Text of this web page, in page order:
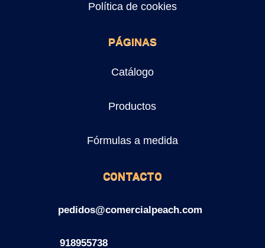
Política de cookies
PÁGINAS
Catálogo
Productos
Fórmulas a medida
CONTACTO
pedidos@comercialpeach.com
918955738